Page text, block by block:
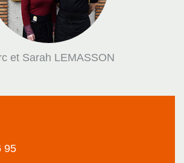
et Sarah LEMASSON
95